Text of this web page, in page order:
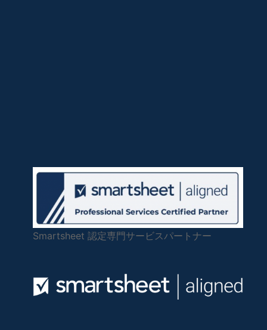
Smartsheet 認定専門サービスパートナー